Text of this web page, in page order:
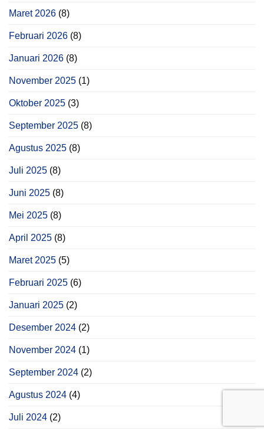
Maret 2026 (8)
Februari 2026 (8)
Januari 2026 (8)
November 2025 (1)
Oktober 2025 (3)
September 2025 (8)
Agustus 2025 (8)
Juli 2025 (8)
Juni 2025 (8)
Mei 2025 (8)
April 2025 (8)
Maret 2025 (5)
Februari 2025 (6)
Januari 2025 (2)
Desember 2024 (2)
November 2024 (1)
September 2024 (2)
Agustus 2024 (4)
Juli 2024 (2)